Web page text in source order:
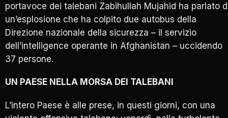
portavoce dei talebani Zabihullah Mujahid ha parlato
un’esplosione che ha colpito due autobus della
Direzione nazionale della sicurezza – il servizio
dell’intelligence operante in Afghanistan – uccidendo
37 persone.
UN PAESE NELLA MORSA DEI TALEBANI
L’intero Paese è alle prese, in questi giorni, con una